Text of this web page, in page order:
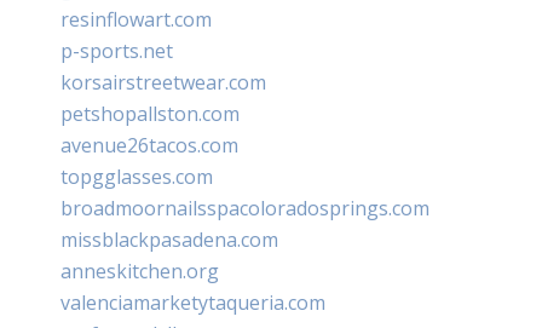
resinflowart.com
p-sports.net
korsairstreetwear.com
petshopallston.com
avenue26tacos.com
topgglasses.com
broadmoornailsspacoloradosprings.com
missblackpasadena.com
anneskitchen.org
valenciamarketytaqueria.com